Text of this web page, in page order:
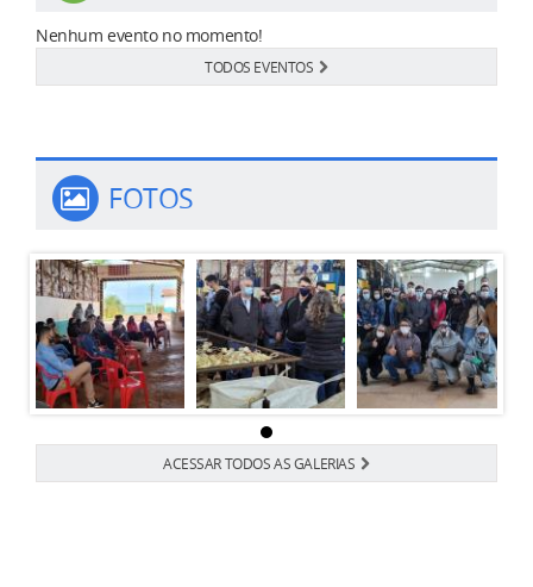
Nenhum evento no momento!
TODOS EVENTOS
FOTOS
ACESSAR TODOS AS GALERIAS